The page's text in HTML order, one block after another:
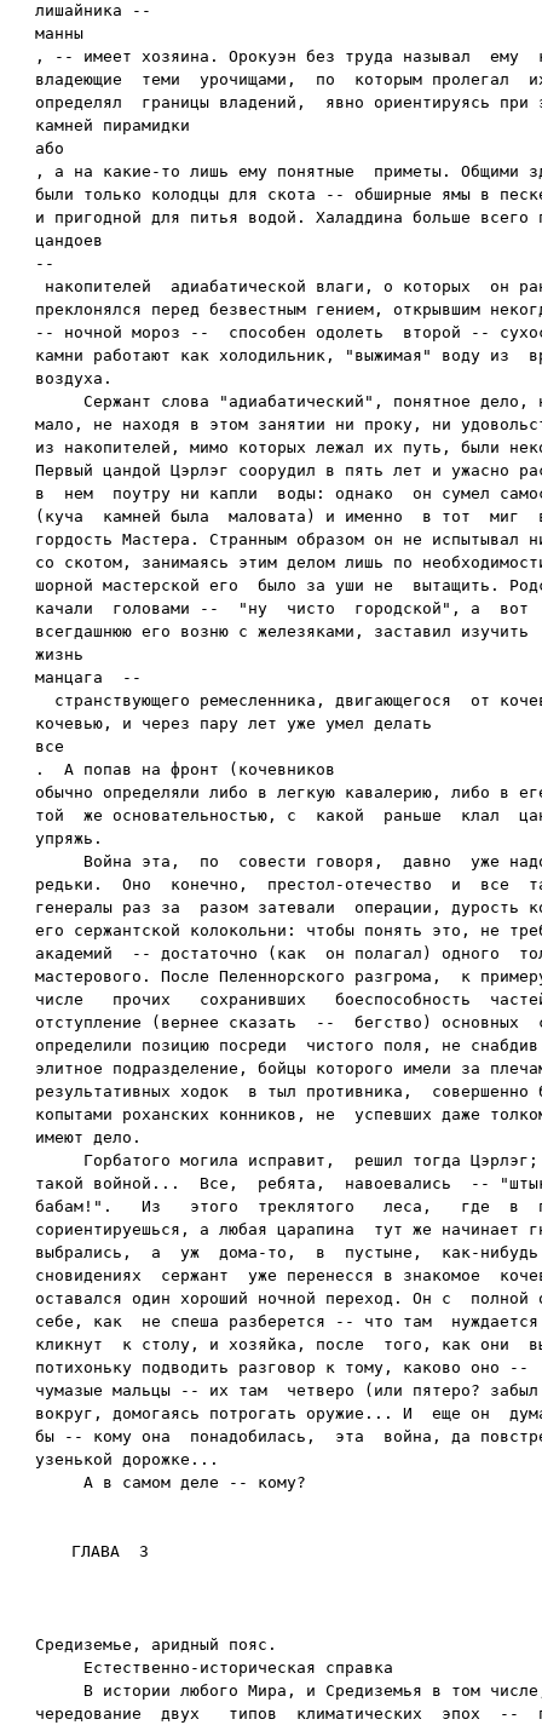
лишайника --
манны
, -- имеет хозяина. Орокуэн без труда называл  ему
владеющие  теми  урочищами,  по  которым пролегал
определял  границы владений,  явно ориентируясь
камней пирамидки
або
, а на какие-то лишь ему понятные  приметы. Общими
были только колодцы для скота -- обширные ямы в
и пригодной для питья водой. Халаддина больше всего
цандоев
--
накопителей  адиабатической влаги, о которых  он
преклонялся перед безвестным гением, открывшим
-- ночной мороз --  способен одолеть  второй --
камни работают как холодильник, "выжимая" воду из
воздуха.
Сержант слова "адиабатический", понятное дело,
мало, не находя в этом занятии ни проку, ни
из накопителей, мимо которых лежал их путь, были
Первый цандой Цэрлэг соорудил в пять лет и ужасно
в  нем  поутру ни капли  воды: однако  он сумел
(куча  камней была  маловата) и именно  в тот  миг
гордость Мастера. Странным образом он не испытывал
со скотом, занимаясь этим делом лишь по
шорной мастерской его  было за уши не  вытащить.
качали  головами --  "ну  чисто  городской", а  вот
всегдашнюю его возню с железяками, заставил
жизнь
манцага  --
странствующего ремесленника, двигающегося  от
кочевью, и через пару лет уже умел делать
все
.  А попав на фронт (кочевников
обычно определяли либо в легкую кавалерию, либо в
той  же основательностью, с  какой  раньше  клал
упряжь.
Война эта,  по  совести говоря,  давно  уже
редьки.  Оно  конечно,  престол-отечество  и  все
генералы раз за  разом затевали  операции, дурость
его сержантской колокольни: чтобы понять это, не
академий  -- достаточно (как  он полагал) одного
мастерового. После Пеленнорского разгрома,  к
числе   прочих   сохранивших   боеспособность
отступление (вернее сказать  --  бегство) основных
определили позицию посреди  чистого поля, не
элитное подразделение, бойцы которого имели за
результативных ходок  в тыл противника,  совершенно
копытами роханских конников, не  успевших даже
имеют дело.
Горбатого могила исправит,  решил тогда
такой войной...  Все,  ребята,  навоевались  --
бабам!".   Из   этого  треклятого   леса,   где  в
сориентируешься, а любая царапина  тут же начинает
выбрались,  а  уж  дома-то,  в  пустыне,  как-
сновидениях  сержант  уже перенесся в знакомое
оставался один хороший ночной переход. Он с  полной
себе, как  не спеша разберется -- что там
кликнут  к столу, и хозяйка, после  того, как они
потихоньку подводить разговор к тому, каково оно
чумазые мальцы -- их там  четверо (или пятеро?
вокруг, домогаясь потрогать оружие... И  еще он
бы -- кому она  понадобилась,  эта  война, да
узенькой дорожке...
Средиземье, аридный пояс.
     Естественно-историческая справка
В истории любого Мира, и Средиземья в том
чередование  двух   типов  климатических  эпох  --